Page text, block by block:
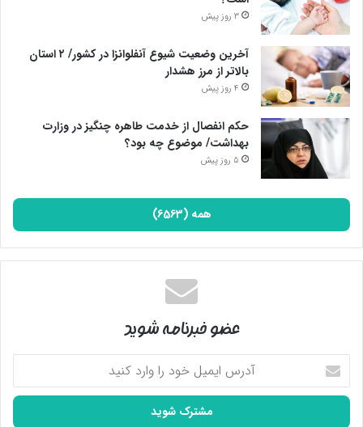
3 روز پیش
آخرین وضعیت شیوع آنفلوانزا در کشور/ ۲ استان
بالاتر از مرز هشدار
4 روز پیش
حکم انفصال از خدمت طاهره چنگیز در وزارت
بهداشت/ موضوع چه بود؟
5 روز پیش
همه (6563)
عضو خبرنامه شوید
آدرس
ایمیل
خود